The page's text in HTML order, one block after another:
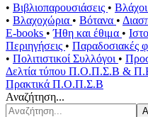
• Βιβλιοπαρουσιάσεις •
• Βλαχοχώρια • Βότανα •
E-books •Ήθη και έθιμα •
Περιηγήσεις • Παραδοσιακές
• Πολιτιστικοί Συλλόγοι •
Δελτία τύπου Π.Ο.Π.Σ.Β &
Πρακτικά Π.Ο.Π.Σ.Β
Αναζήτηση...